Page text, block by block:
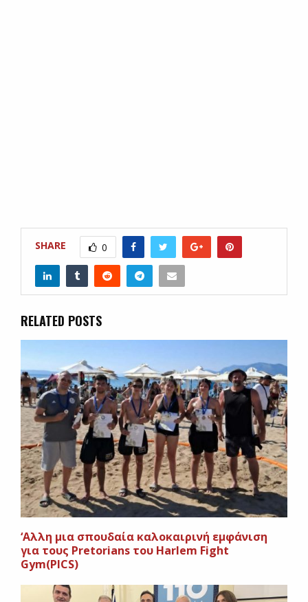
SHARE 0
RELATED POSTS
‘Αλλη μια σπουδαία καλοκαιρινή εμφάνιση
για τους Pretorians του Harlem Fight
Gym(PICS)